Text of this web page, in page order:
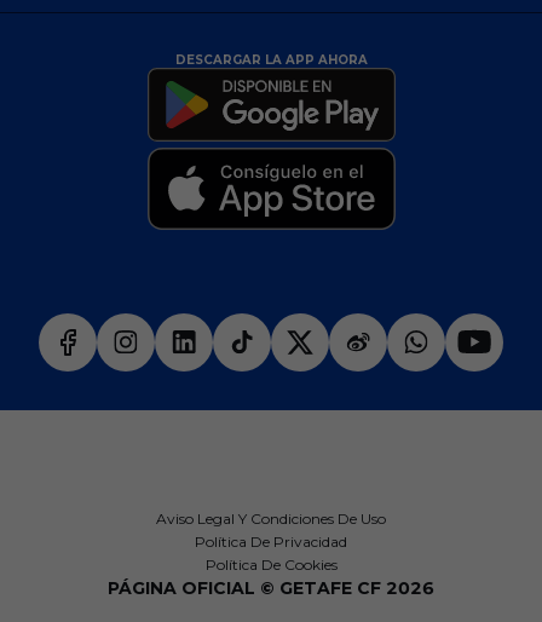
DESCARGAR LA APP AHORA
Aviso Legal Y Condiciones De Uso
Política De Privacidad
Política De Cookies
PÁGINA OFICIAL © GETAFE CF 2026